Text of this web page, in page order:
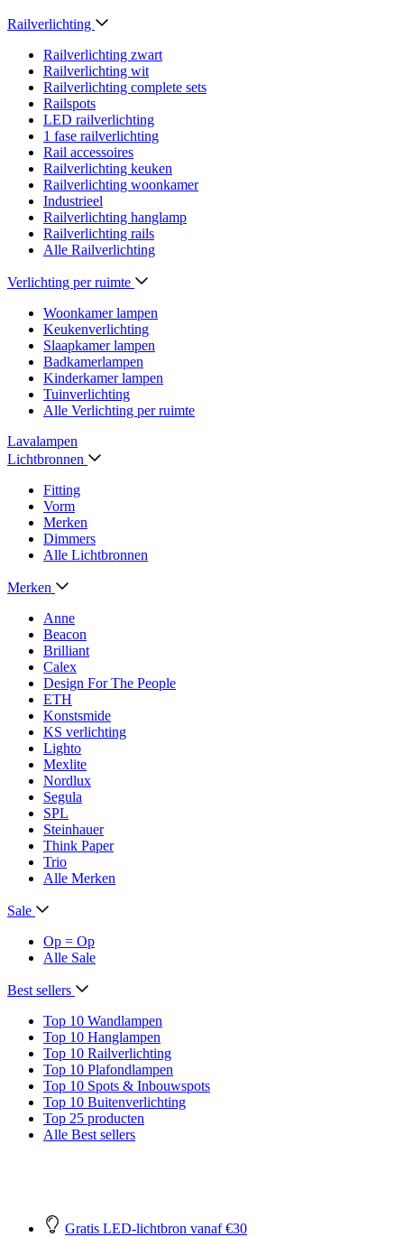
Railverlichting
Railverlichting zwart
Railverlichting wit
Railverlichting complete sets
Railspots
LED railverlichting
1 fase railverlichting
Rail accessoires
Railverlichting keuken
Railverlichting woonkamer
Industrieel
Railverlichting hanglamp
Railverlichting rails
Alle Railverlichting
Verlichting per ruimte
Woonkamer lampen
Keukenverlichting
Slaapkamer lampen
Badkamerlampen
Kinderkamer lampen
Tuinverlichting
Alle Verlichting per ruimte
Lavalampen
Lichtbronnen
Fitting
Vorm
Merken
Dimmers
Alle Lichtbronnen
Merken
Anne
Beacon
Brilliant
Calex
Design For The People
ETH
Konstsmide
KS verlichting
Lighto
Mexlite
Nordlux
Segula
SPL
Steinhauer
Think Paper
Trio
Alle Merken
Sale
Op = Op
Alle Sale
Best sellers
Top 10 Wandlampen
Top 10 Hanglampen
Top 10 Railverlichting
Top 10 Plafondlampen
Top 10 Spots & Inbouwspots
Top 10 Buitenverlichting
Top 25 producten
Alle Best sellers
Gratis LED-lichtbron vanaf €30